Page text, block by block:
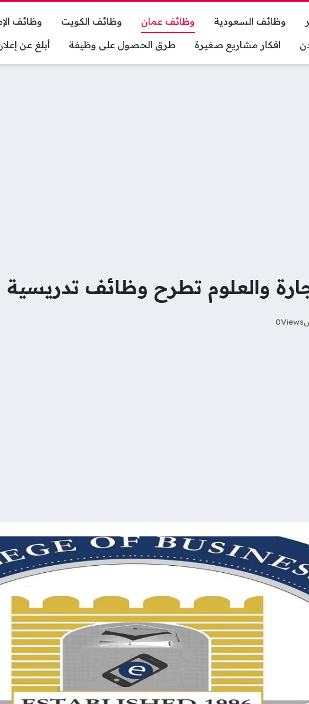
وظائف السعودية وظائف عمان وظائف الكويت وظائف
افكار مشاريع صغيرة طرق الحصول على وظيفة أبلغ عن
والعلوم تطرح وظائف تدريسية
Views
0